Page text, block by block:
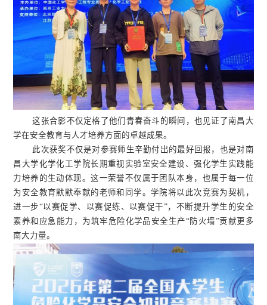
这张合影不仅定格了他们青春奋斗的瞬间，也见证了南昌大
学在安全教育与人才培养方面的卓越成果。
此次获奖不仅是对参赛师生辛勤付出的最好回报，也是对南
昌大学化学化工学院长期重视实验室安全建设、强化学生实践能
力培养的生动体现。这一荣誉不仅属于团队本身，也属于每一位
为安全教育默默奉献的老师和同学。学院将以此次竞赛为契机，
进一步“以赛促学、以赛促练、以赛促干”，不断提升学生的安全
素养和应急能力，为筑牢危险化学品安全生产“防火墙”贡献更多
南大力量。